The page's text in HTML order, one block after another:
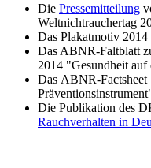
Die Pressemitteilung
Weltnichtrauchertag
Das Plakatmotiv 2014
Das ABNR-Faltblatt
2014 "Gesundheit
Das ABNR-Factsheet
Die Publikation des
Rauchverhalten in